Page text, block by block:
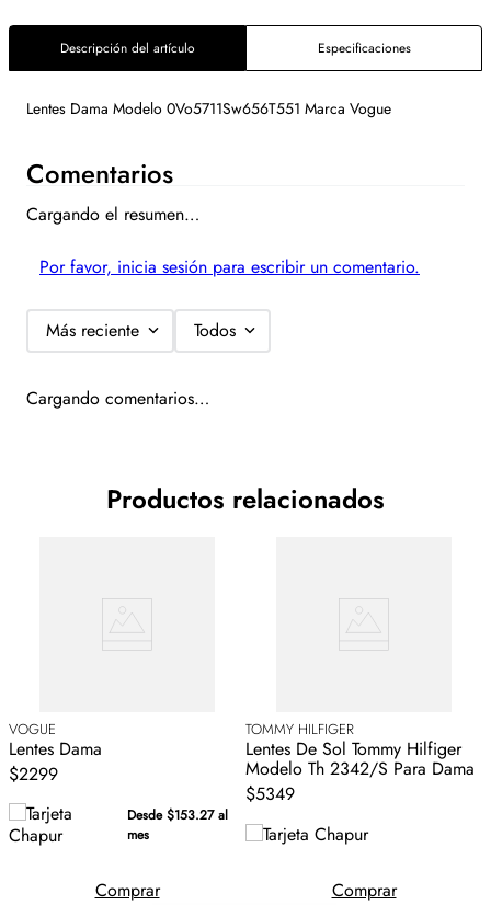
Descripción del artículo Especificaciones
Lentes Dama Modelo 0Vo5711Sw656T551 Marca Vogue
Comentarios
Cargando el resumen…
Por favor, inicia sesión para escribir un comentario.
Más reciente Todos
Cargando comentarios…
Productos relacionados
VOGUE
Lentes Dama
$2299
Desde $153.27 al
mes
Comprar
TOMMY HILFIGER
Lentes De Sol Tommy Hilfiger
Modelo Th 2342/S Para Dama
$5349
Comprar